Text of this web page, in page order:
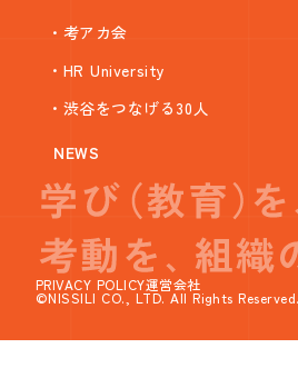
・考アカ会
・HR University
・渋谷をつなげる30人
NEWS
PRIVACY POLICY運営会社
©NISSILI CO., LTD. All Rights Reserved.